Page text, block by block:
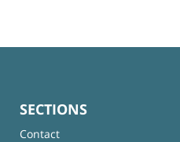
SECTIONS
Contact